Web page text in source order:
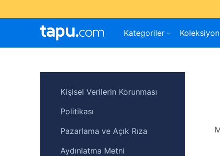
Kategoriler
Kişisel Verilerin Korunması
Politikası
Pazarlama ve Açık Rıza
Aydınlatma Metni